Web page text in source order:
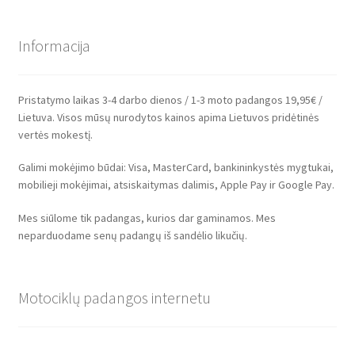
Informacija
Pristatymo laikas 3-4 darbo dienos / 1-3 moto padangos 19,95€ /
Lietuva. Visos mūsų nurodytos kainos apima Lietuvos pridėtinės
vertės mokestį.
Galimi mokėjimo būdai: Visa, MasterCard, bankininkystės mygtukai,
mobilieji mokėjimai, atsiskaitymas dalimis, Apple Pay ir Google Pay.
Mes siūlome tik padangas, kurios dar gaminamos. Mes
neparduodame senų padangų iš sandėlio likučių.
Motociklų padangos internetu